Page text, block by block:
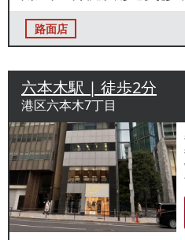
路面店
六本木駅 | 徒歩2分
港区六本木7丁目